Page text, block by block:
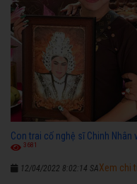
Con trai cố nghệ sĩ Chinh
3681
12/04/2022 8:02:14 SAXem chi